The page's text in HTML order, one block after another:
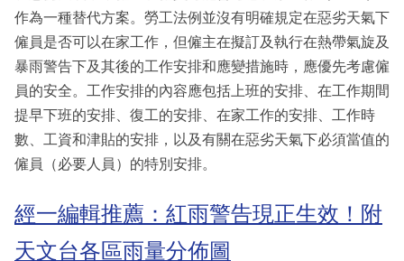
作為一種替代方案。勞工法例並沒有明確規定在惡劣天氣下
僱員是否可以在家工作，但僱主在擬訂及執行在熱帶氣旋及
暴雨警告下及其後的工作安排和應變措施時，應優先考慮僱
員的安全。工作安排的內容應包括上班的安排、在工作期間
提早下班的安排、復工的安排、在家工作的安排、工作時
數、工資和津貼的安排，以及有關在惡劣天氣下必須當值的
僱員（必要人員）的特別安排。
經一編輯推薦：紅雨警告現正生效！附
天文台各區雨量分佈圖